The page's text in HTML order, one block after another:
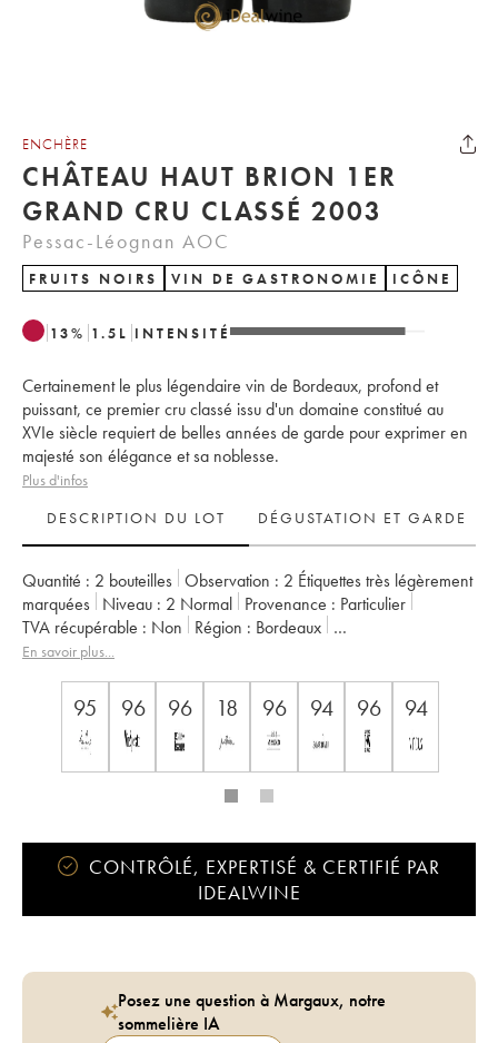
ENCHÈRE
CHÂTEAU HAUT BRION 1ER
GRAND CRU CLASSÉ 2003
Pessac-Léognan AOC
FRUITS NOIRS VIN DE GASTRONOMIE ICÔNE
13% 1.5 L INTENSITÉ
Certainement le plus légendaire vin de Bordeaux, profond et
puissant, ce premier cru classé issu d'un domaine constitué au
XVIe siècle requiert de belles années de garde pour exprimer en
majesté son élégance et sa noblesse.
Plus d'infos
DESCRIPTION DU LOT
DÉGUSTATION ET GARDE
Quantité : 2 bouteilles Observation : 2 Étiquettes très légèrement
marquées
Niveau : 2 Normal Provenance : particulier
TVA récupérable :
non Région :
Bordeaux
Appellation :
Propriétaire :
Domaines Clarence Dillon
En savoir plus...
95 96 96 18 96 94 96 94
CONTRÔLÉ, EXPERTISÉ & CERTIFIÉ PAR
IDEALWINE
Posez une question à Margaux, notre
sommelière IA